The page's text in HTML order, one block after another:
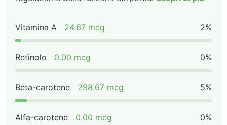
Vitamina A 24.67 mcg 2%
Retinolo 0.00 mcg 0%
Beta-carotene 298.67 mcg 5%
Alfa-carotene 0.00 mcg 0%